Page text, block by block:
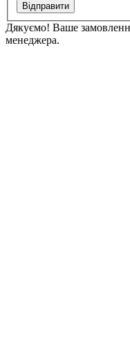
Відправити
Дякуємо! Ваше
менеджера.